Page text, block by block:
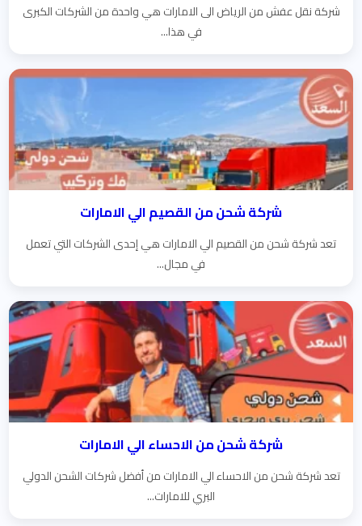
شركة نقل عفش من الرياض الى الامارات هي واحدة من الشركات الكبرى
في هذا...
شركة شحن من القصيم الي الامارات
تعد شركة شحن من القصيم الي الامارات هي إحدى الشركات التي تعمل
في مجال...
شركة شحن من الاحساء الي الامارات
تعد شركة شحن من الاحساء الي الامارات من أفضل شركات الشحن الدولي
البري للامارات...